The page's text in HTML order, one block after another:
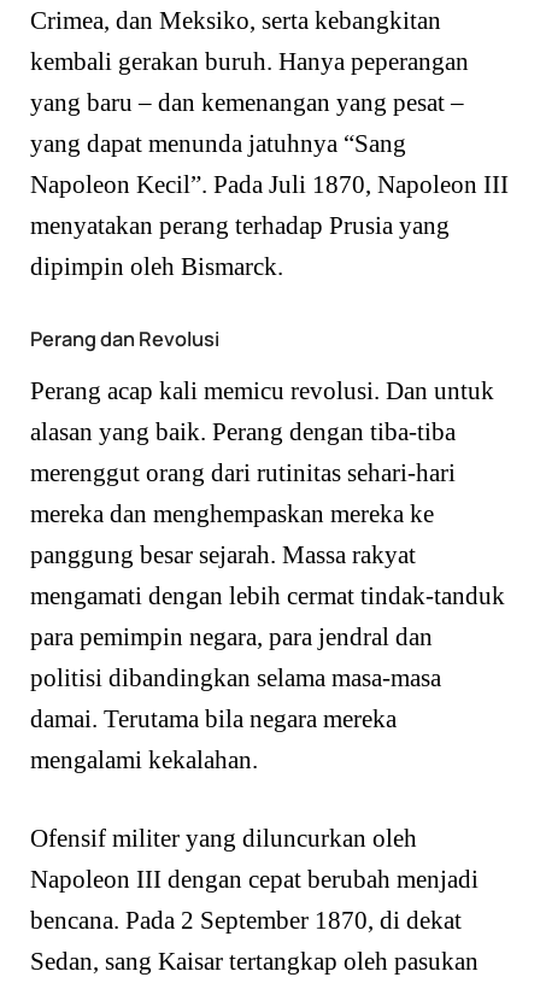
Crimea, dan Meksiko, serta kebangkitan
kembali gerakan buruh. Hanya peperangan
yang baru – dan kemenangan yang pesat –
yang dapat menunda jatuhnya “Sang
Napoleon Kecil”. Pada Juli 1870, Napoleon III
menyatakan perang terhadap Prusia yang
dipimpin oleh Bismarck.
Perang dan Revolusi
Perang acap kali memicu revolusi. Dan untuk
alasan yang baik. Perang dengan tiba-tiba
merenggut orang dari rutinitas sehari-hari
mereka dan menghempaskan mereka ke
panggung besar sejarah. Massa rakyat
mengamati dengan lebih cermat tindak-tanduk
para pemimpin negara, para jendral dan
politisi dibandingkan selama masa-masa
damai. Terutama bila negara mereka
mengalami kekalahan.
Ofensif militer yang diluncurkan oleh
Napoleon III dengan cepat berubah menjadi
bencana. Pada 2 September 1870, di dekat
Sedan, sang Kaisar tertangkap oleh pasukan